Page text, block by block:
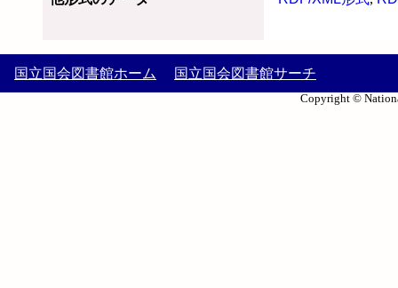
国立国会図書館ホーム 国立国会図書館サーチ
Copyright ©